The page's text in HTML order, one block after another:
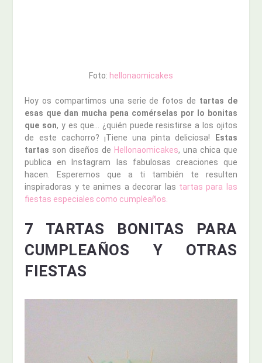
Foto: hellonaomicakes
Hoy os compartimos una serie de fotos de tartas de
esas que dan mucha pena comérselas por lo bonitas
que son, y es que… ¿quién puede resistirse a los ojitos
de este cachorro? ¡Tiene una pinta deliciosa!
Estas
tartas son diseños de Hellonaomicakes, una chica que
publica en Instagram las fabulosas creaciones que
hacen. Esperemos que a ti también te resulten
inspiradoras y te animes a decorar las tartas para las
fiestas especiales como cumpleaños.
7 TARTAS BONITAS PARA
CUMPLEAÑOS Y OTRAS
FIESTAS